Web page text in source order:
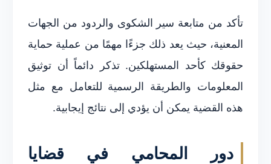
تأكد من متابعة سير الشكوى والردود من الجهات
المعنية، حيث يعد ذلك جزءًا مهمًا من عملية حماية
حقوقك كأحد المستهلكين. تذكر دائماً أن توثيق
المعلومات والطريقة الرسمية للتعامل مع مثل
هذه القضية يمكن أن يؤدي إلى نتائج إيجابية.
دور المحامي في قضايا